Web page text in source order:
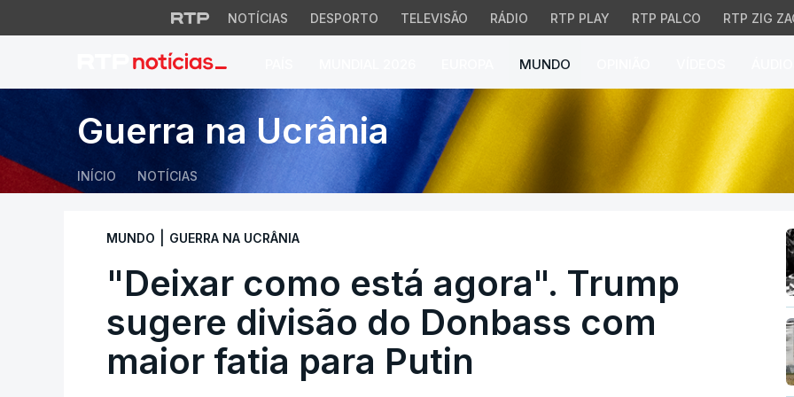
NOTÍCIAS DESPORTO TELEVISÃO RÁDIO RTP PLAY RTP PALCO RTP ZIG
MUNDO
"Deixar como está agora". Trump sugere
Guerra na Ucrânia
INÍCIO NOTÍCIAS
MUNDO GUERRA NA UCRÂNIA
"Deixar como está agora". Trump
sugere divisão do Donbass com
maior fatia para Putin